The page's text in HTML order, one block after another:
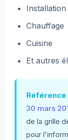
Installation
Chauffage
Cuisine
Et autres
Référence
30 mars
de la grille
pour